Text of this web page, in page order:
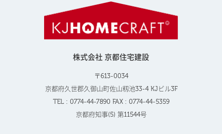
株式会社 京都住宅建設
〒613-0034
京都府久世郡久御山町佐山籾池33-4 KJビル3F
TEL : 0774-44-7890 FAX : 0774-44-5359
京都府知事(5) 第11544号